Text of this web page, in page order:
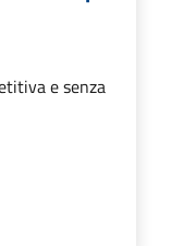
e senza